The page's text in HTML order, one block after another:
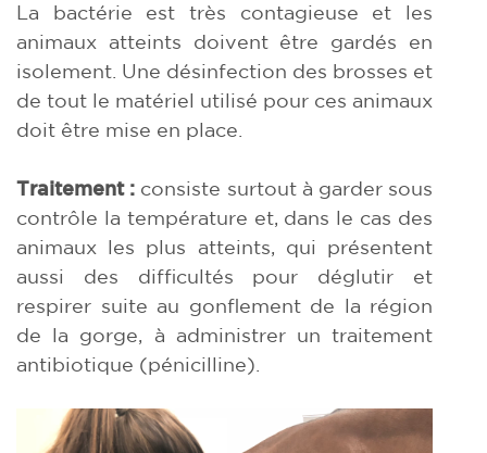
La bactérie est très contagieuse et les
animaux atteints doivent être gardés en
isolement. Une désinfection des brosses et
de tout le matériel utilisé pour ces animaux
doit être mise en place.
Traitement : consiste surtout à garder sous
contrôle la température et, dans le cas des
animaux les plus atteints, qui présentent
aussi des difficultés pour déglutir et
respirer suite au gonflement de la région
de la gorge, à administrer un traitement
antibiotique (pénicilline).